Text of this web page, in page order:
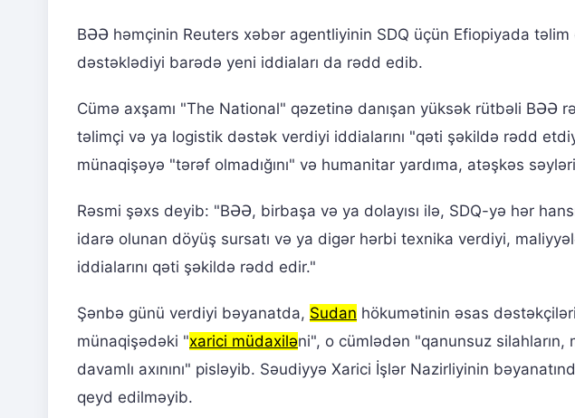
BƏƏ həmçinin Reuters xəbər agentliyinin SDQ üçün Efiopiyada
dəstəklədiyi barədə yeni iddiaları da rədd edib.
Cümə axşamı "The National" qəzetinə danışan yüksək rütbəli BƏƏ
təlimçi və ya logistik dəstək verdiyi iddialarını "qəti şəkildə rədd
münaqişəyə "tərəf olmadığını" və humanitar yardıma, atəşkəs
Rəsmi şəxs deyib: "BƏƏ, birbaşa və ya dolayısı ilə, SDQ-yə hər
idarə olunan döyüş sursatı və ya digər hərbi texnika verdiyi,
iddialarını qəti şəkildə rədd edir."
Şənbə günü verdiyi bəyanatda, Sudan hökumətinin əsas
münaqişədəki "xarici müdaxiləni", o cümlədən "qanunsuz silahların,
davamlı axınını" pisləyib. Səudiyyə Xarici İşlər Nazirliyinin
qeyd edilməyib.